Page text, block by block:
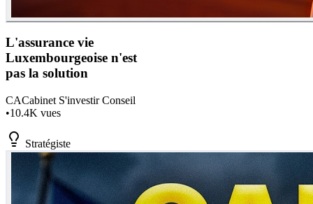
L'assurance vie
Luxembourgeoise n'est
pas la solution
CACabinet S'investir Conseil
•10.4K vues
Stratégiste